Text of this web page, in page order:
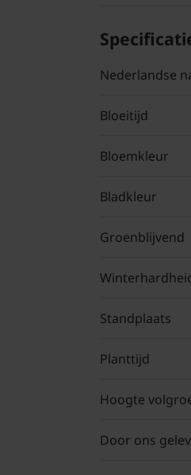
Nederlandse
Bloeitijd
Bloemkleur
Bladkleur
Groenblijvend
Standplaats
Planttijd
Hoogte
Door ons